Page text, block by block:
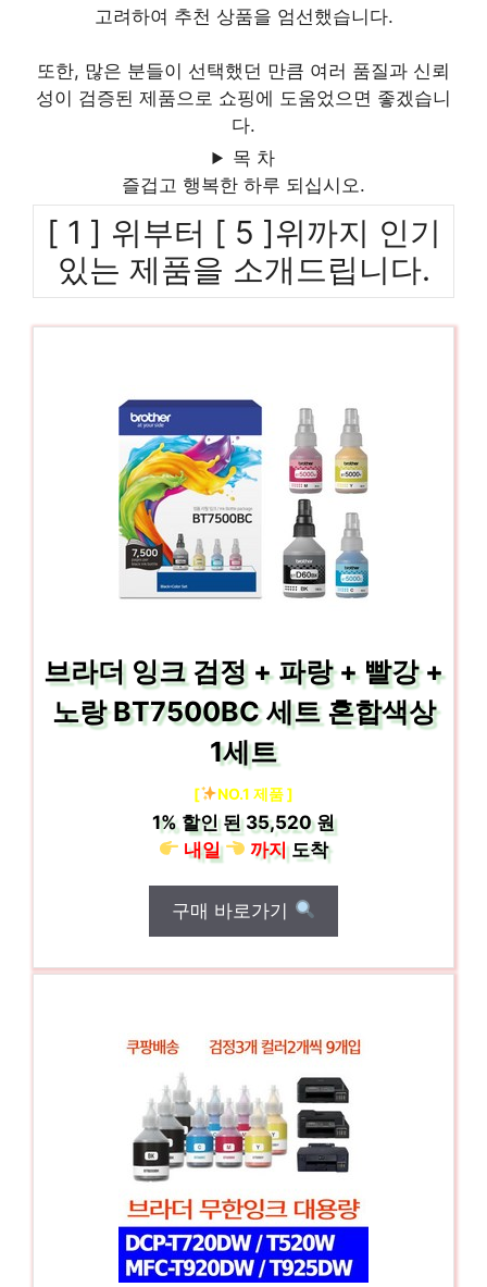
고려하여 추천 상품을 엄선했습니다.
또한, 많은 분들이 선택했던 만큼 여러 품질과 신뢰
성이 검증된 제품으로 쇼핑에 도움었으면 좋겠습니
다.
목 차
즐겁고 행복한 하루 되십시오.
[ 1 ] 위부터 [ 5 ]위까지 인기
있는 제품을 소개드립니다.
브라더 잉크 검정 + 파랑 + 빨강 +
노랑 BT7500BC 세트 혼합색상
1세트
[ NO.1 제품 ]
1% 할인 된35,520 원
내일
까지도착
구매 바로가기